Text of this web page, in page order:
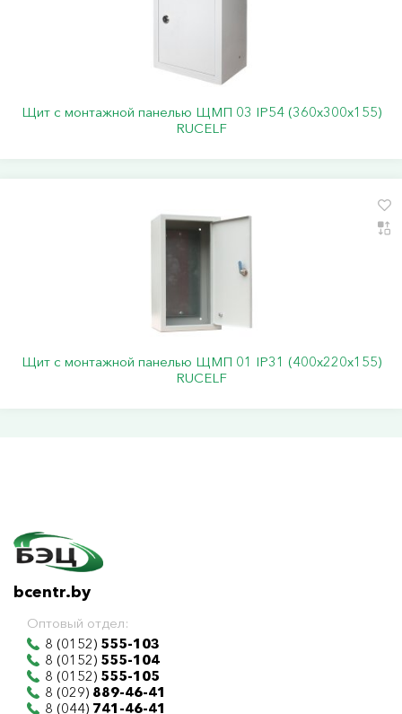
Щит с монтажной панелью ЩМП 03 IP54 (360х300х155)
RUCELF
Щит с монтажной панелью ЩМП 01 IP31 (400х220х155)
RUCELF
bcentr.by
Оптовый отдел:
8 (0152) 555-103
8 (0152) 555-104
8 (0152) 555-105
8 (029) 889-46-41
8 (044) 741-46-41